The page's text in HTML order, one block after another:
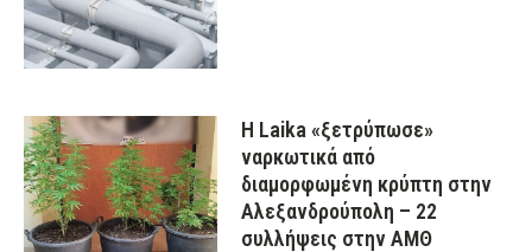
Η Laika «ξετρύπωσε»
ναρκωτικά από
διαμορφωμένη κρύπτη στην
Αλεξανδρούπολη – 22
συλλήψεις στην ΑΜΘ